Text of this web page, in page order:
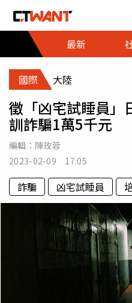
最新
國際 大陸
徵「凶宅試睡員
訓詐騙1萬5千元
編輯： 陳玫蓉
2023-02-09 17:05
詐騙 凶宅試睡員